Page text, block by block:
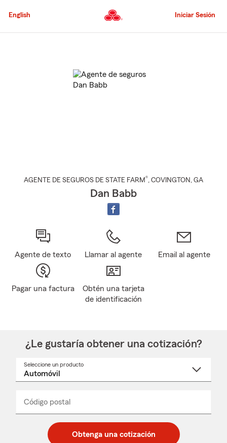
al
principal
English Iniciar Sesión
AGENTE DE SEGUROS DE STATE FARM®, COVINGTON , GA
Dan Babb
Agente de texto Llamar al agente Email al agente
Pagar una factura
Obtén una tarjeta
de identificación
¿Le gustaría obtener una cotización?
Seleccione un producto
desplegable
Código postal
de
de
_____
Obtenga una cotización